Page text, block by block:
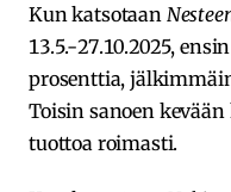
Kun katsotaan
13.5.-27.10.2025,
prosenttia,
Toisin sanoen
tuottoa roimasti.